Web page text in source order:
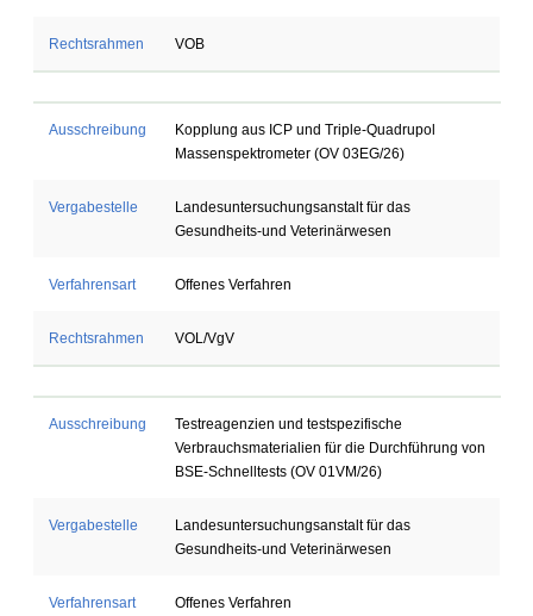
Rechtsrahmen VOB
Ausschreibung
Kopplung aus ICP und Triple-Quadrupol
Massenspektrometer (OV 03EG/26)
Vergabestelle
Landesuntersuchungsanstalt für das
Gesundheits-und Veterinärwesen
Verfahrensart Offenes Verfahren
Rechtsrahmen VOL/VgV
Ausschreibung
Testreagenzien und testspezifische
Verbrauchsmaterialien für die Durchführung von
BSE-Schnelltests (OV 01VM/26)
Vergabestelle
Landesuntersuchungsanstalt für das
Gesundheits-und Veterinärwesen
Verfahrensart Offenes Verfahren